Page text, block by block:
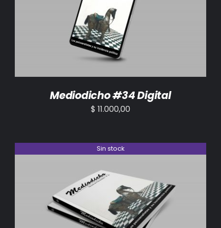
AÑADIR AL CARRITO /
Mediodicho #34 Digital
$ 11.000,00
Sin stock
DETALLES